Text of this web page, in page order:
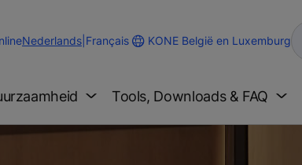
Change
Nederlands Français KONE België en Luxemburg
Tools, Downloads & FAQ